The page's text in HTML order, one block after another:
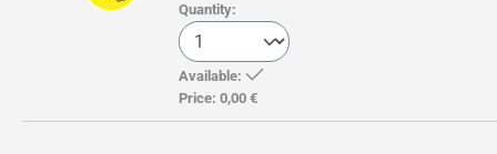
Quantity:
Available:
Price: 0,00 €